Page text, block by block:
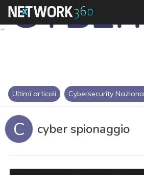
Ultimi articoli Cybersecurity
C cyber spionaggio